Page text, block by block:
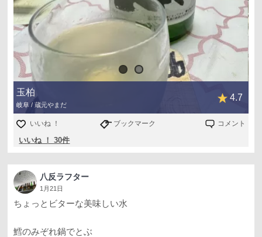
玉柏
岐阜 / 蔵元やまだ
4.7
いいね ！ ブックマーク コメント
いいね ！ 30件
八反ラフター
1月21日
ちょっとビターな美味しい水
鱈のみぞれ鍋でとぶ